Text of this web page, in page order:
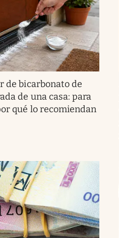
de bicarbonato de
de una casa: para
qué lo recomiendan